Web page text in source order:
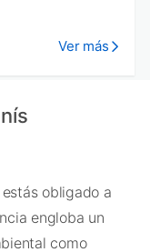
Ver más
obligado a
engloba un
como